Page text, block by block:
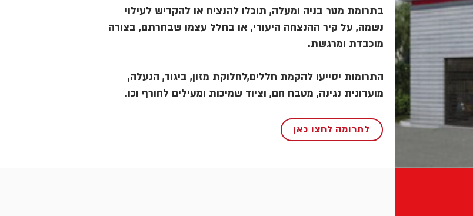
בתרומת מטר בניה ומעלה, תוכלו להנציח או להקדיש לעילוי
נשמה, על קיר ההנצחה היעודי, או בחלל עצמו שבחרתם, בצורה
מוכבדת ומרגשת.
התרומות יסייעו להקמת חללים,לחלוקת מזון, ביגוד, הנעלה,
מועדונית נגינה, מטבח חם, וציוד שמיכות ומעילים לחורף וכו.
לתרומה לחצו כאן